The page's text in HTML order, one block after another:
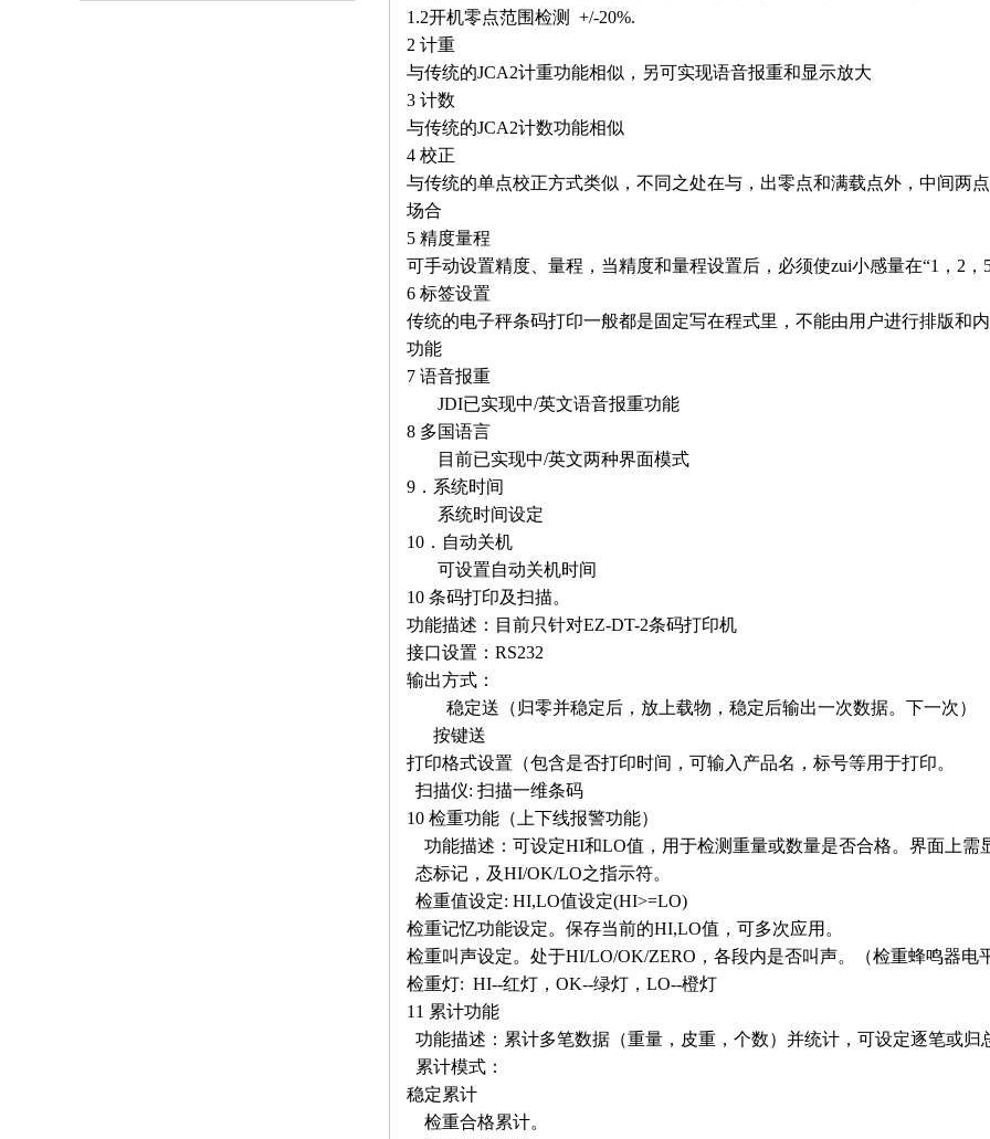
1.2开机零点范围检测 +/-20%.
2 计重
与传统的JCA2计重功能相似，另可实现语音报重和显示放大
3 计数
与传统的JCA2计数功能相似
4 校正
与传统的单点校正方式类似，不同之处在与，出零点和满载点外，中间两
场合
5 精度量程
可手动设置精度、量程，当精度和量程设置后，必须使zui小感量在“1，2，
6 标签设置
传统的电子秤条码打印一般都是固定写在程式里，不能由用户进行排版和
功能
7 语音报重
JDI已实现中/英文语音报重功能
8 多国语言
目前已实现中/英文两种界面模式
9．系统时间
系统时间设定
10．自动关机
可设置自动关机时间
10 条码打印及扫描。
功能描述：目前只针对EZ-DT-2条码打印机
接口设置：RS232
输出方式：
稳定送（归零并稳定后，放上载物，稳定后输出一次数据。下一次）
按键送
打印格式设置（包含是否打印时间，可输入产品名，标号等用于打印。
扫描仪: 扫描一维条码
10 检重功能 （上下线报警功能）
功能描述：可设定HI和LO值，用于检测重量或数量是否合格。界面上需
态标记，及HI/OK/LO之指示符。
检重值设定: HI,LO值设定(HI>=LO)
检重记忆功能设定。保存当前的HI,LO值，可多次应用。
检重叫声设定。处于HI/LO/OK/ZERO，各段内是否叫声。（检重蜂鸣器电
检重灯: HI--红灯，OK--绿灯，LO--橙灯
11 累计功能
功能描述：累计多笔数据（重量，皮重，个数）并统计，可设定逐笔或归
累计模式：
稳定累计
检重合格累计。